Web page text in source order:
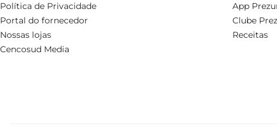
Política de Privacidade
Portal do fornecedor
Nossas lojas
Cencosud Media
App
Clube
Receitas